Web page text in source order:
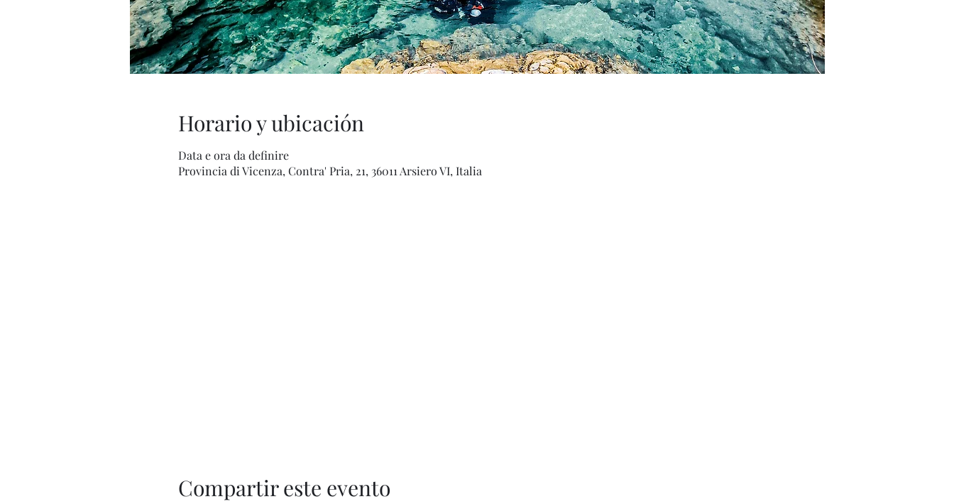
Horario y ubicación
Data e ora da definire
Provincia di Vicenza, Contra' Pria, 21, 36011 Arsiero VI, Italia
Compartir este evento